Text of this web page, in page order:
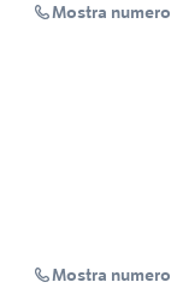
Mostra numero
Mostra numero